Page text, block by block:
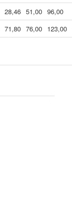
28,46 51,00 96,00
71,80 76,00 123,00